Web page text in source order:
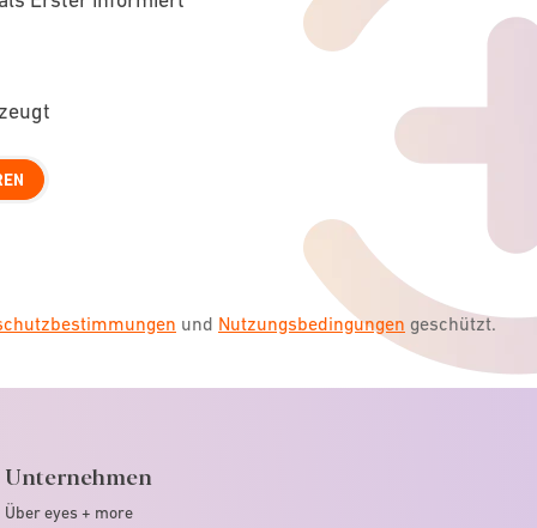
und Nutzungsbedingungen geschützt.
Unternehmen
Über eyes + more